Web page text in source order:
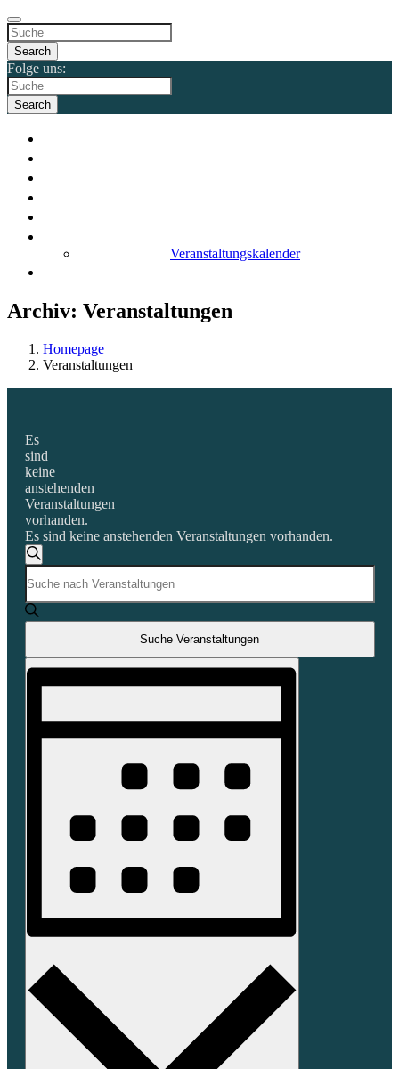
Search
Folge uns:
Search
Veranstaltungskalender
Archiv: Veranstaltungen
Homepage
Veranstaltungen
Es
sind
keine
anstehenden
Veranstaltungen
vorhanden.
Es sind keine anstehenden Veranstaltungen vorhanden.
Veranstaltungen
Suche
und
Ansichten,
Navigation
Suche
Bitte
Schlüsselwort
eingeben.
Suche
Schlüsselwort.
Suche Veranstaltungen
Veranstaltung
Ansichten-